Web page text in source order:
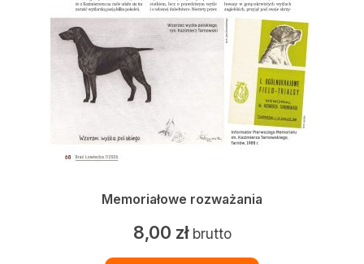
Memoriałowe rozważania
8,00 zł brutto